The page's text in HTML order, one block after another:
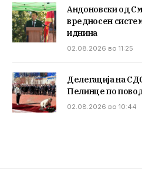
Андоновски од
вредносен
иднина
02.08.2026 во 11:25
Делегација на
Пелинце по
02.08.2026 во 10:44